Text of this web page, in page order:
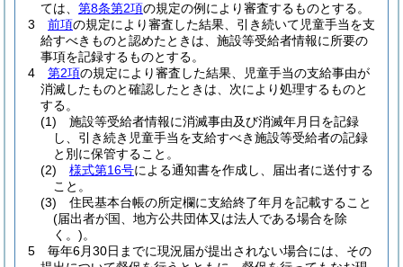
ては、 第8条第2項の規定の例により審査するものとする。
3
前項の規定により審査した結果、引き続いて児童手当を支
給すべきものと認めたときは、施設等受給者情報に所要の
事項を記録するものとする。
4
第2項の規定により審査した結果、児童手当の支給事由が
消滅したものと確認したときは、次により処理するものと
する。
(1)
施設等受給者情報に消滅事由及び消滅年月日を記録
し、引き続き児童手当を支給すべき施設等受給者の記録
と別に保管すること。
(2)
様式第16号による通知書を作成し、届出者に送付する
こと。
(3)
住民基本台帳の所定欄に支給終了年月を記載すること
(届出者が国、地方公共団体又は法人である場合を除
く。)。
5
毎年6月30日までに現況届が提出されない場合には、その